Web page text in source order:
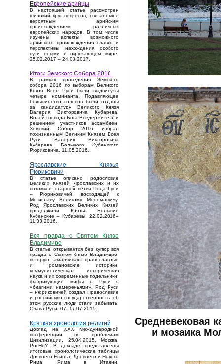
Европейские арийцы
В настоящей статье рассмотрен
широкий круг вопросов, связанных с
вероятным арийским
происхождением различных
европейских народов. В том числе
изучены аспекты возможного
арийского происхождения славян и
перспективы нахождения особого
пути оными в окружающем мире.
25.02.2017 – 24.03.2017.
Итоги Земского Собора 2016
В рамках проведения Земского
собора 2016 по выборам Великого
Князя Всея Руси были выдвинуты
четыре номинанта. Подавляющее
большинство голосов были отданы
за кандидатуру Великого Князя
Валерия Викторовича Кубарева.
Волей Господа Бога Вседержителя и
решением участников ассамблеи,
Земский Собор 2016 избрал
пожизненным Великим Князем Всея
Руси Валерия Викторовича
Кубарева Большого Кубенского
Рюриковича. 11.05.2016.
Ярославские Князья
Рюриковичи
В статье описано родословие
Великих Князей Ярославских и их
потомков, старшей ветви Рода Руси
– Рюриковичей, восходящей к
Мстиславу Великому Мономашичу.
Род Ярославских Великих Князей
продолжили Князья Большие
Кубенские – Кубаревы. 22.02.2016–
11.03.2016.
Вся правда о Святом Князе
Владимире
В статье открывается без купюр вся
правда о Святом Князе Владимире,
которую замалчивают православные
и романовские историки,
коммунистическая историческая
наука и их современные подельники,
фабрикующие мифы о Руси с
«благими намереньями». Род Руси
– Рюриковичей создал Православие
и российскую государственность, об
этом русские люди стали забывать.
Слава Руси! 07–17.07.2015.
Краткая хронология религий
Доклад на XXX Международной
конференции по проблемам
Цивилизации, 25.04.2015, Москва,
РосНоУ. В докладе представлены
итоговые хронологические таблицы
Древнего Египта, Древнего и Нового
Рима, Рима в Италии,
Средневековая
и мозаика